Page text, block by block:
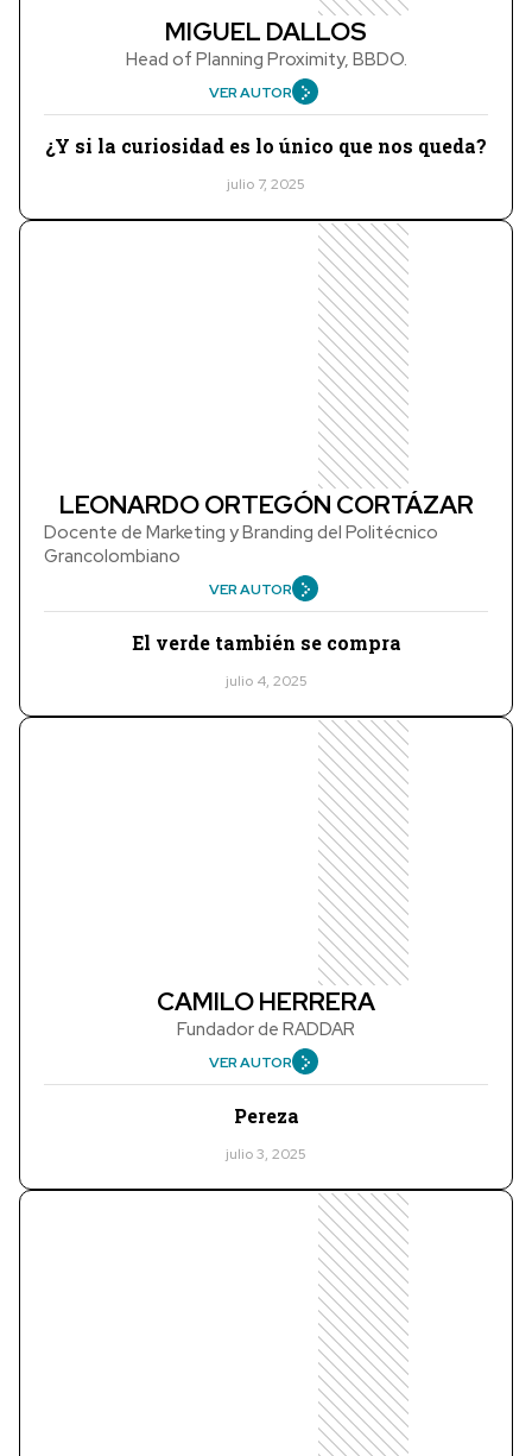
MIGUEL DALLOS
Head of Planning Proximity, BBDO.
VER AUTOR
¿Y si la curiosidad es lo único que nos queda?
julio 7, 2025
LEONARDO ORTEGÓN CORTÁZAR
Docente de Marketing y Branding del Politécnico
Grancolombiano
VER AUTOR
El verde también se compra
julio 4, 2025
CAMILO HERRERA
Fundador de RADDAR
VER AUTOR
Pereza
julio 3, 2025